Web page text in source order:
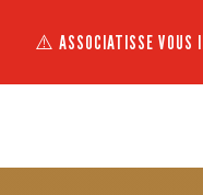
⚠️ ASSOCIATISSE VOUS